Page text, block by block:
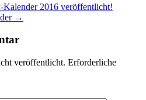
2016 veröffentlicht!
→
veröffentlicht. Erforderliche